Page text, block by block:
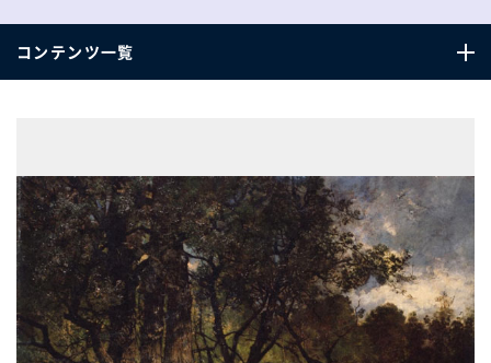
コンテンツ一覧